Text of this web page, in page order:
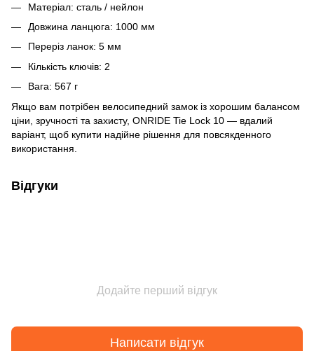
Матеріал: сталь / нейлон
Довжина ланцюга: 1000 мм
Переріз ланок: 5 мм
Кількість ключів: 2
Вага: 567 г
Якщо вам потрібен велосипедний замок із хорошим балансом
ціни, зручності та захисту, ONRIDE Tie Lock 10 — вдалий
варіант, щоб купити надійне рішення для повсякденного
використання.
Відгуки
Додайте перший відгук
Написати відгук